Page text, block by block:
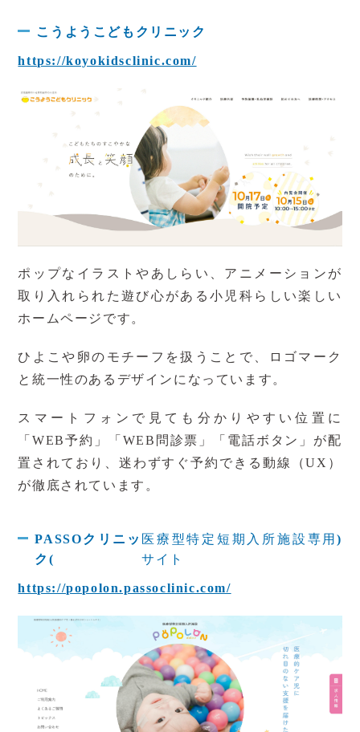
こうようこどもクリニック
https://koyokidsclinic.com/
ポップなイラストやあしらい、アニメーションが
取り入れられた遊び心がある小児科らしい楽しい
ホームページです。
ひよこや卵のモチーフを扱うことで、ロゴマーク
と統一性のあるデザインになっています。
スマートフォンで見ても分かりやすい位置に
「WEB予約」「 WEB 問診票」「電話ボタン」が配
置されており、迷わずすぐ予約できる動線（UX ）
が徹底されています。
PASSOクリニッ
ク(
医療型特定短期入所施設専用
サイト
)
https://popolon.passoclinic.com/